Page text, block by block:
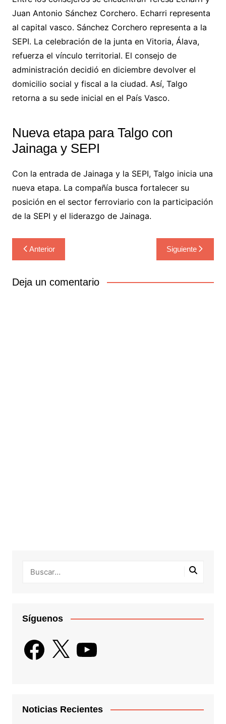
Juan Antonio Sánchez Corchero. Echarri representa
al capital vasco. Sánchez Corchero representa a la
SEPI. La celebración de la junta en Vitoria, Álava,
refuerza el vínculo territorial. El consejo de
administración decidió en diciembre devolver el
domicilio social y fiscal a la ciudad. Así, Talgo
retorna a su sede inicial en el País Vasco.
Nueva etapa para Talgo con
Jainaga y SEPI
Con la entrada de Jainaga y la SEPI, Talgo inicia una
nueva etapa. La compañía busca fortalecer su
posición en el sector ferroviario con la participación
de la SEPI y el liderazgo de Jainaga.
Navegación
de
entradas
Anterior Siguiente
Deja un comentario
Síguenos
Facebook
X YouTube
Noticias Recientes